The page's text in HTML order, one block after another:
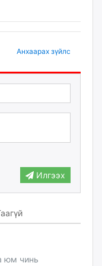
Анхаарах зүйлс
Илгээх
юм чинь